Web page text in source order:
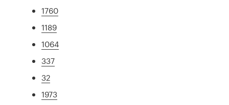
1760
1189
1064
337
32
1973